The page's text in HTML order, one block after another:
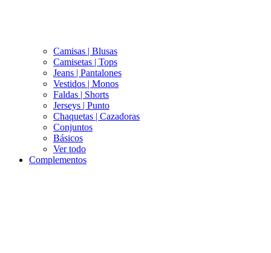
Camisas | Blusas
Camisetas | Tops
Jeans | Pantalones
Vestidos | Monos
Faldas | Shorts
Jerseys | Punto
Chaquetas | Cazadoras
Conjuntos
Básicos
Ver todo
Complementos